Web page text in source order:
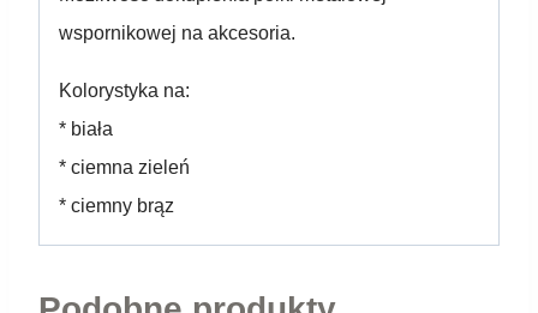
wspornikowej na akcesoria.
Kolorystyka na:
* biała
* ciemna zieleń
* ciemny brąz